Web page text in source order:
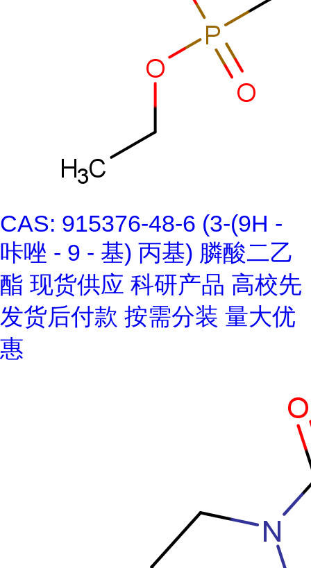
CAS: 915376-48-6 (3-(9H -
咔唑 - 9 - 基) 丙基) 膦酸二乙
酯 现货供应 科研产品 高校先
发货后付款 按需分装 量大优
惠